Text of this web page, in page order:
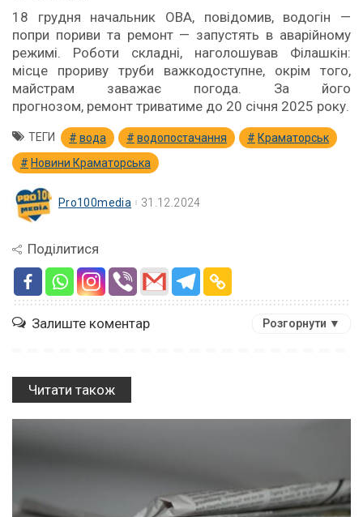
18 грудня начальник ОВА, повідомив, водогін —
попри пориви та ремонт — запустять в аварійному
режимі. Роботи складні, наголошував Філашкін:
місце прориву труби важкодоступне, окрім того,
майстрам заважає погода. За його
прогнозом, ремонт триватиме до 20 січня 2025 року.
ТЕГИ вода водопостачання
Краматорськ
Новини Краматорська
Pro100media 31.12.2024
Поділитися
Залиште коментар Розгорнути ▼
Читати також